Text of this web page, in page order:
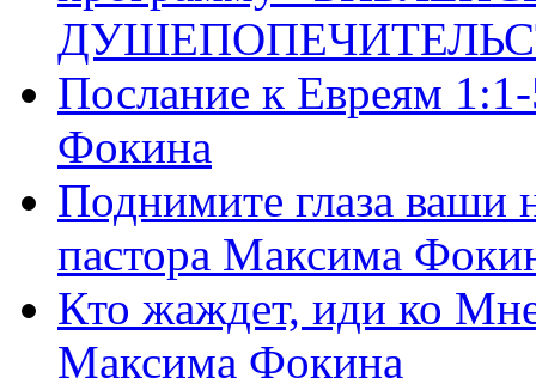
Послание к Евреям
Фокина
Поднимите глаза ваши
пастора Максима
Кто жаждет, иди ко
Максима Фокина